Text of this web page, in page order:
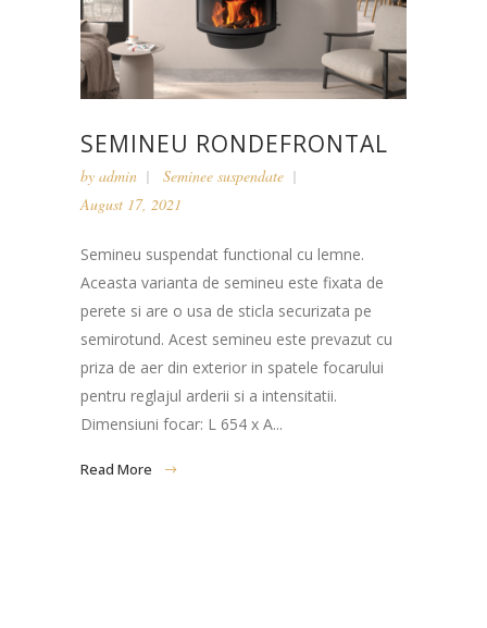
SEMINEU RONDEFRONTAL
by admin
Seminee suspendate
August 17, 2021
Semineu suspendat functional cu lemne.
Aceasta varianta de semineu este fixata de
perete si are o usa de sticla securizata pe
semirotund. Acest semineu este prevazut cu
priza de aer din exterior in spatele focarului
pentru reglajul arderii si a intensitatii.
Dimensiuni focar: L 654 x A...
Read More